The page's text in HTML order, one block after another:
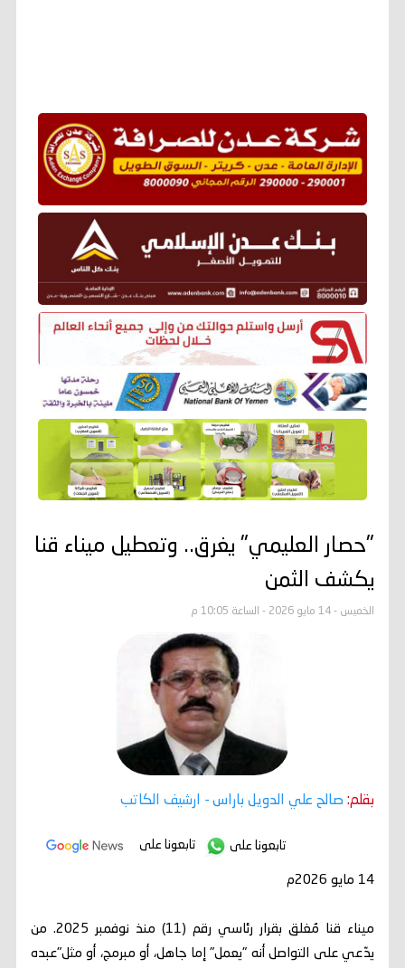
"حصار العليمي" يغرق.. وتعطيل ميناء قنا
يكشف الثمن
الخميس - 14 مايو 2026 - الساعة 10:05 م
بقلم: صالح علي الدويل باراس - ارشيف الكاتب
تابعونا على تابعونا على
14 مايو 2026م
ميناء قنا مُغلق بقرار رئاسي رقم (11) منذ نوفمبر 2025. من
يدّعي على التواصل أنه "يعمل" إما جاهل، أو مبرمج، أو مثل"عبده